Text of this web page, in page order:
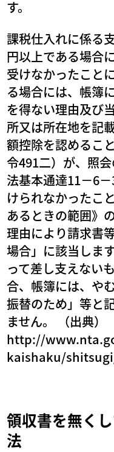
す。
課税仕入れに係る
円以上である場合
受けなかったこと
る場合には、帳簿
を得ない理由及び
所又は所在地を記
額控除を認めるこ
令491二）が、照
法基本通達11－6
けられなかったこ
あるときの範囲》
理由により請求書
場合」に該当しま
って差し支えない
合、帳簿には、や
振替のため」等と
ません。 （出典）
http://
kaishaku/
領収書を無く
法